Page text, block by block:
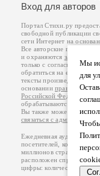
Мы
для
Вход для авторов
Портал Стихи.ру
свободной публикации
сети Интернет на
Все авторские права на
и охраняются законом
.
только с согласия его
обратиться на его
тексты произведений
основанииправил
Российской Федерации
обрабатываются на
Вы также можете
связаться с
Ежедневная аудитория
посетителей, которые в
миллионов страниц по
расположен справа от
цифры: количество